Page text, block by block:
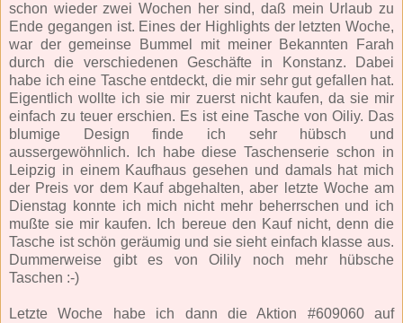
schon wieder zwei Wochen her sind, daß mein Urlaub zu
Ende gegangen ist. Eines der Highlights der letzten Woche,
war der gemeinse Bummel mit meiner Bekannten Farah
durch die verschiedenen Geschäfte in Konstanz. Dabei
habe ich eine Tasche entdeckt, die mir sehr gut gefallen hat.
Eigentlich wollte ich sie mir zuerst nicht kaufen, da sie mir
einfach zu teuer erschien. Es ist eine Tasche von Oiliy. Das
blumige Design finde ich sehr hübsch und
aussergewöhnlich. Ich habe diese Taschenserie schon in
Leipzig in einem Kaufhaus gesehen und damals hat mich
der Preis vor dem Kauf abgehalten, aber letzte Woche am
Dienstag konnte ich mich nicht mehr beherrschen und ich
mußte sie mir kaufen. Ich bereue den Kauf nicht, denn die
Tasche ist schön geräumig und sie sieht einfach klasse aus.
Dummerweise gibt es von Oilily noch mehr hübsche
Taschen :-)
Letzte Woche habe ich dann die Aktion #609060 auf